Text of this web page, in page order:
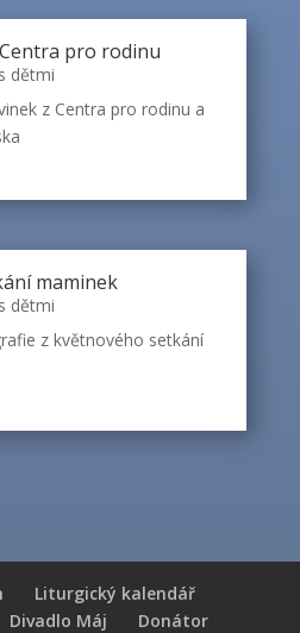
pro rodinu
dětmi
z Centra pro rodinu a
maminek
dětmi
z květnového setkání
Liturgický kalendář
Divadlo Máj Donátor